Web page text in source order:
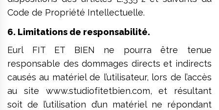
Code de Propriété Intellectuelle.
6. Limitations de responsabilité.
Eurl FIT ET BIEN ne pourra être tenue
responsable des dommages directs et indirects
causés au matériel de l’utilisateur, lors de l’accès
au site www.studiofitetbien.com, et résultant
soit de l’utilisation d’un matériel ne répondant